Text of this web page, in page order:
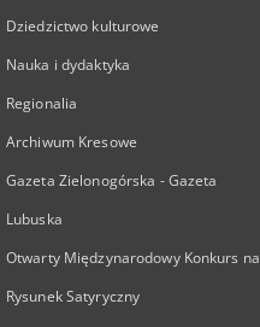
Dziedzictwo kulturowe
Nauka i dydaktyka
Regionalia
Archiwum Kresowe
Gazeta Zielonogórska - Gazeta
Lubuska
Otwarty Międzynarodowy Konkurs na
Rysunek Satyryczny